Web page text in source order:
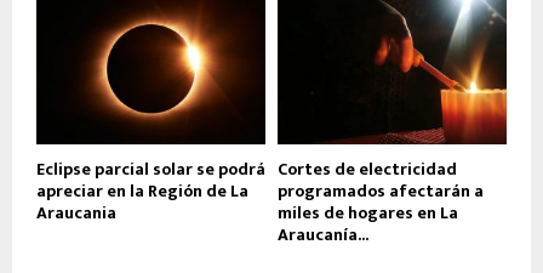
Eclipse parcial solar se podrá
apreciar en la Región de La
Araucania
Cortes de electricidad
programados afectarán a
miles de hogares en La
Araucanía...